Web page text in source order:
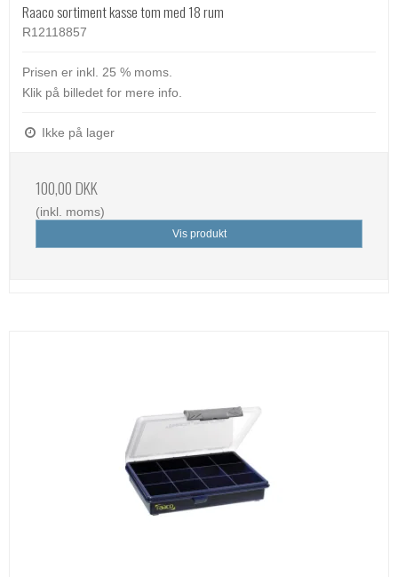
Raaco sortiment kasse tom med 18 rum
R12118857
Prisen er inkl. 25 % moms.
Klik på billedet for mere info.
Ikke på lager
100,00 DKK
(inkl. moms)
Vis produkt